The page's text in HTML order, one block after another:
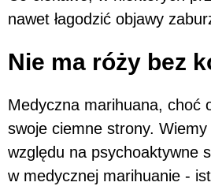
nawet łagodzić objawy
Nie ma róży bez
Medyczna marihuana, choć
swoje ciemne strony.
względu na psychoaktywne
w medycznej marihuanie -